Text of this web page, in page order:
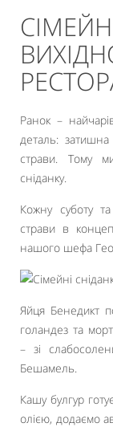
Ранок –
деталь:
страви. Тому
сніданку.
Кожну суботу
страви в
нашого шефа
Яйця Бенедикт
голандез та
– зі
Бешамель.
Кашу булгур
олією, додаємо